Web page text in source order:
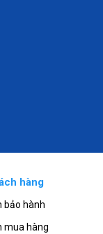
hàng
bảo hành
mua hàng